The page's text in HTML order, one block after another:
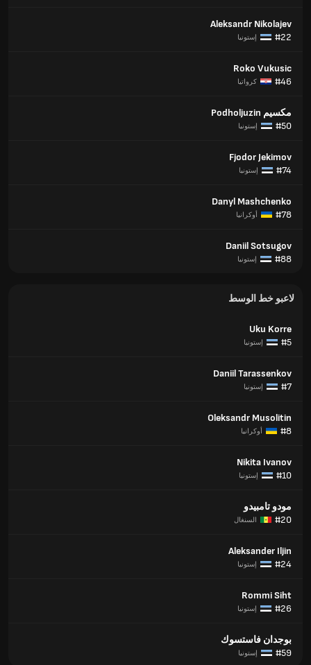
Aleksandr Nikolajev
#22
إستونيا
Roko Vukusic
#46
كرواتيا
مكسيم Podholjuzin
#50
إستونيا
Fjodor Jekimov
#74
إستونيا
Danyl Mashchenko
#78
أوكرانيا
Daniil Sotsugov
#88
إستونيا
لاعبو خط الوسط
Uku Korre
#5
إستونيا
Daniil Tarassenkov
#7
إستونيا
Oleksandr Musolitin
#8
أوكرانيا
Nikita Ivanov
#10
إستونيا
مودو تامبيدو
#20
السنغال
Aleksander Iljin
#24
إستونيا
Rommi Siht
#26
إستونيا
بوجدان فاستسوك
#59
إستونيا